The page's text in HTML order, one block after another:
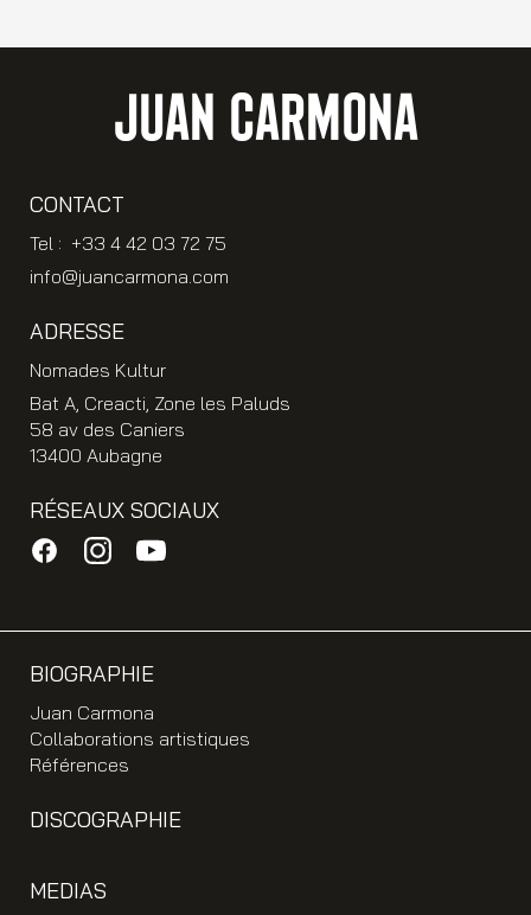
JUAN CARMONA
CONTACT
Tel : +33 4 42 03 72 75
info@juancarmona.com
ADRESSE
Nomades Kultur
Bat A, Creacti, Zone les Paluds
58 av des Caniers
13400 Aubagne
RÉSEAUX SOCIAUX
BIOGRAPHIE
Juan Carmona
Collaborations artistiques
Références
DISCOGRAPHIE
MEDIAS